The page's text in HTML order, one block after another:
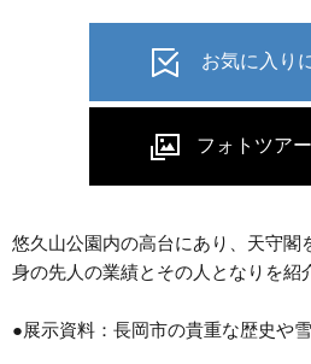
悠久山公園内の高台にあり、天守閣
身の先人の業績とその人となりを紹
●展示資料：長岡市の貴重な歴史や